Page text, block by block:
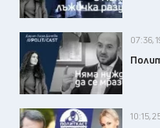
07:36,
10:15,